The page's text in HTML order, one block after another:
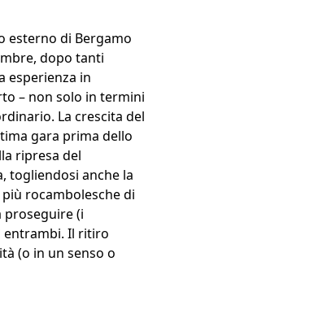
esterno di Bergamo
dopo tanti
esperienza in
– non solo in termini
La crescita del
gara prima dello
ripresa del
togliendosi anche la
rocambolesche di
proseguire (i
entrambi. Il ritiro
(o in un senso o